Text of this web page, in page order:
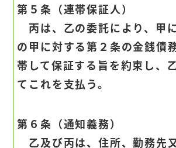
第５条（連帯保証人）
丙は、乙の委託により、甲
の甲に対する第２条の金銭債
帯して保証する旨を約束し、
てこれを支払う。
第６条（通知義務）
乙及び丙は、住所、勤務先